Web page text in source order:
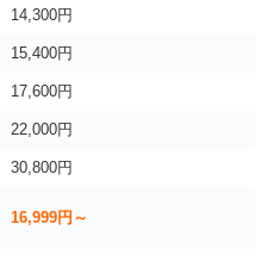
14,300円
15,400円
17,600円
22,000円
30,800円
16,999円～